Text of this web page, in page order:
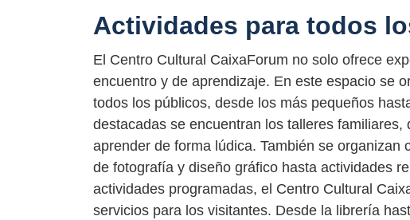
Actividades para todos
El Centro Cultural CaixaForum no solo ofrece
encuentro y de aprendizaje. En este espacio se
todos los públicos, desde los más pequeños
destacadas se encuentran los talleres
aprender de forma lúdica. También se
de fotografía y diseño gráfico hasta actividades
actividades programadas, el Centro Cultural
servicios para los visitantes. Desde la librería